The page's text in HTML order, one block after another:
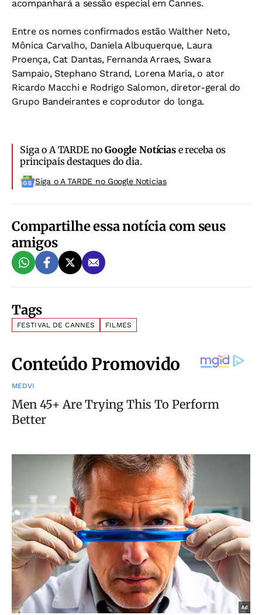
acompanhará a sessão especial em Cannes.
Entre os nomes confirmados estão Walther Neto,
Mônica Carvalho, Daniela Albuquerque, Laura
Proença, Cat Dantas, Fernanda Arraes, Swara
Sampaio, Stephano Strand, Lorena Maria, o ator
Ricardo Macchi e Rodrigo Salomon, diretor-geral do
Grupo Bandeirantes e coprodutor do longa.
Siga o A TARDE noGoogle Notíciase receba os
principais destaques do dia.
Siga o A TARDE no Google Noticias
Compartilhe essa notícia com seus
amigos
Tags
FESTIVAL DE CANNES FILMES